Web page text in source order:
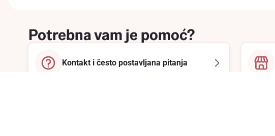
Potrebna vam je pomoć?
Kontakt i često postavljana pitanja